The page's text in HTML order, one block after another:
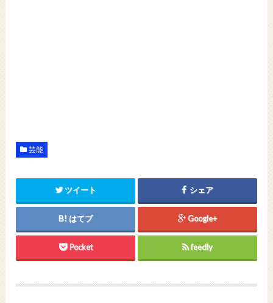
芸能
ツイート シェア
はてブ Google+
Pocket feedly